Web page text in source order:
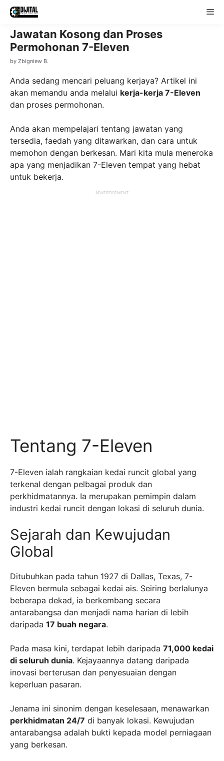
Skip
content
Jawatan Kosong dan Proses
Permohonan 7-Eleven
by Zbigniew B.
Anda sedang mencari peluang kerjaya? Artikel ini
akan memandu anda melalui kerja-kerja 7-Eleven
dan proses permohonan.
Anda akan mempelajari tentang jawatan yang
tersedia, faedah yang ditawarkan, dan cara untuk
memohon dengan berkesan. Mari kita mula meneroka
apa yang menjadikan 7-Eleven tempat yang hebat
untuk bekerja.
ADVERTISEMENT
Tentang 7-Eleven
7-Eleven ialah rangkaian kedai runcit global yang
terkenal dengan pelbagai produk dan
perkhidmatannya. Ia merupakan pemimpin dalam
industri kedai runcit dengan lokasi di seluruh dunia.
Sejarah dan Kewujudan
Global
Ditubuhkan pada tahun 1927 di Dallas, Texas, 7-
Eleven bermula sebagai kedai ais. Seiring berlalunya
beberapa dekad, ia berkembang secara
antarabangsa dan menjadi nama harian di lebih
daripada 17 buah negara.
Pada masa kini, terdapat lebih daripada 71,000 kedai
di seluruh dunia. Kejayaannya datang daripada
inovasi berterusan dan penyesuaian dengan
keperluan pasaran.
Jenama ini sinonim dengan keselesaan, menawarkan
perkhidmatan 24/7 di banyak lokasi. Kewujudan
antarabangsa adalah bukti kepada model perniagaan
yang berkesan.